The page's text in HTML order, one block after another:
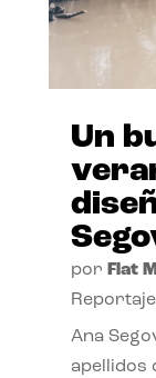
Un
por Flat
Reportaje
Ana
apellidos